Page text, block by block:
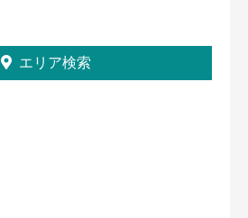
エリア検索